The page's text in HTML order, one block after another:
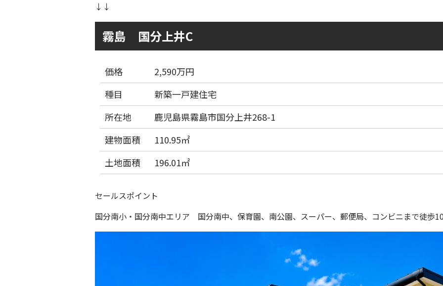
↓↓
霧島 国分上井C
価格
2,590万円
種目
新築一戸建住宅
所在地
鹿児島県霧島市国分上井268-1
建物面積
110.95㎡
土地面積
196.01㎡
セールスポイント
国分南小・国分南中エリア 国分南中、保育園、南公園、スーパー、郵便局、コンビニまで徒歩